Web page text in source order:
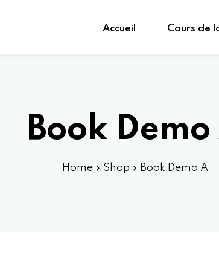
Accueil Cours de
Book Demo
Home » Shop » Book Demo A